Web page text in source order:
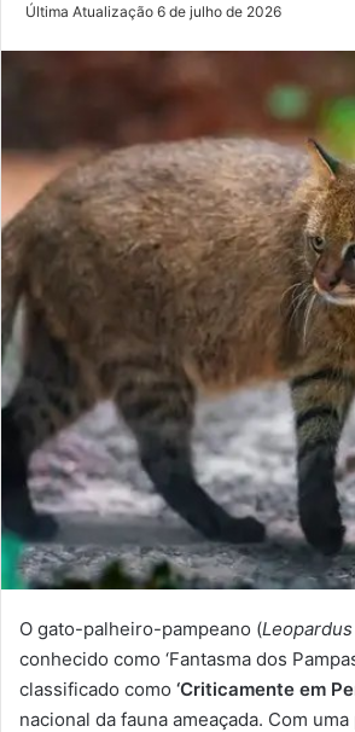
Última Atualização 6 de julho de 2026
O gato-palheiro-pampeano (
conhecido como ‘Fantasma dos
classificado como ‘Criticamente em
nacional da fauna ameaçada. Com